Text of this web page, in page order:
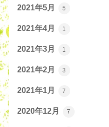
2021年5月 5
2021年4月 1
2021年3月 1
2021年2月 3
2021年1月 7
2020年12月 7